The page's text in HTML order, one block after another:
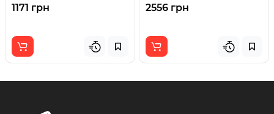
1171 грн 2556 грн